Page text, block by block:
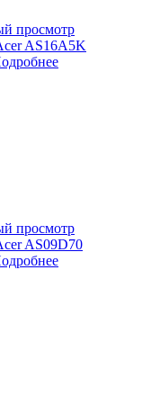
просмотр
AS16A5K
просмотр
AS09D70